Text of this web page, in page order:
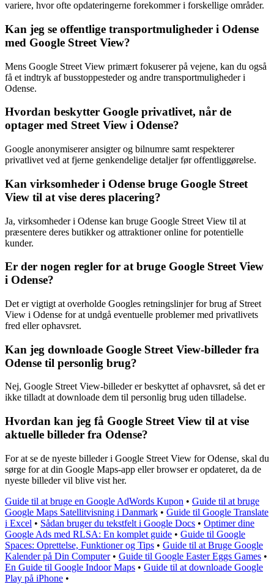
variere, hvor ofte opdateringerne forekommer i forskellige områder.
Kan jeg se offentlige transportmuligheder i Odense
med Google Street View?
Mens Google Street View primært fokuserer på vejene, kan du også
få et indtryk af busstoppesteder og andre transportmuligheder i
Odense.
Hvordan beskytter Google privatlivet, når de
optager med Street View i Odense?
Google anonymiserer ansigter og bilnumre samt respekterer
privatlivet ved at fjerne genkendelige detaljer før offentliggørelse.
Kan virksomheder i Odense bruge Google Street
View til at vise deres placering?
Ja, virksomheder i Odense kan bruge Google Street View til at
præsentere deres butikker og attraktioner online for potentielle
kunder.
Er der nogen regler for at bruge Google Street View
i Odense?
Det er vigtigt at overholde Googles retningslinjer for brug af Street
View i Odense for at undgå eventuelle problemer med privatlivets
fred eller ophavsret.
Kan jeg downloade Google Street View-billeder fra
Odense til personlig brug?
Nej, Google Street View-billeder er beskyttet af ophavsret, så det er
ikke tilladt at downloade dem til personlig brug uden tilladelse.
Hvordan kan jeg få Google Street View til at vise
aktuelle billeder fra Odense?
For at se de nyeste billeder i Google Street View for Odense, skal du
sørge for at din Google Maps-app eller browser er opdateret, da de
nyeste billeder vil blive vist her.
Guide til at bruge en Google AdWords Kupon • Guide til at bruge
Google Maps Satellitvisning i Danmark • Guide til Google Translate
i Excel • Sådan bruger du tekstfelt i Google Docs • Optimer dine
Google Ads med RLSA: En komplet guide • Guide til Google
Spaces: Oprettelse, Funktioner og Tips • Guide til at Bruge Google
Kalender på Din Computer• Guide til Google Easter Eggs Games •
En Guide til Google Indoor Maps • Guide til at downloade Google
Play på iPhone •